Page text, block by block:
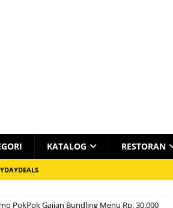
KATALOG RESTORAN
PokPok Gajian Bundling Menu Rp. 30.000